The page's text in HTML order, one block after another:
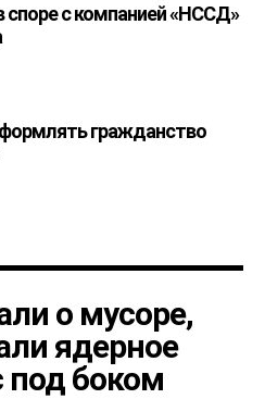
с компанией «НССД»
гражданство
о мусоре,
ядерное
под боком